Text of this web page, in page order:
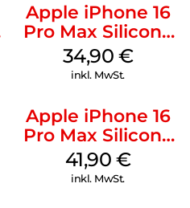
Apple iPhone 16
Pro Max Silicone
Case MagSafe
Denim
34,90 €
inkl. MwSt.
Apple iPhone 16
Pro Max Silicone
Case MagSafe
Ultramarine
41,90 €
inkl. MwSt.